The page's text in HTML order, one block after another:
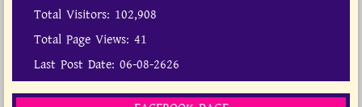
Total Visitors: 102,908
Total Page Views: 41
Last Post Date: 06-08-2626